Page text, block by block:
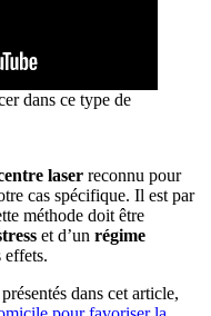
dans ce type de
laser reconnu pour
cas spécifique. Il est par
méthode doit être
et d’un régime
effets.
dans cet article,